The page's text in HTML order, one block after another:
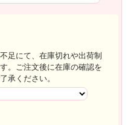
足にて、在庫切れや出荷制
。ご注文後に在庫の確認を
承ください。